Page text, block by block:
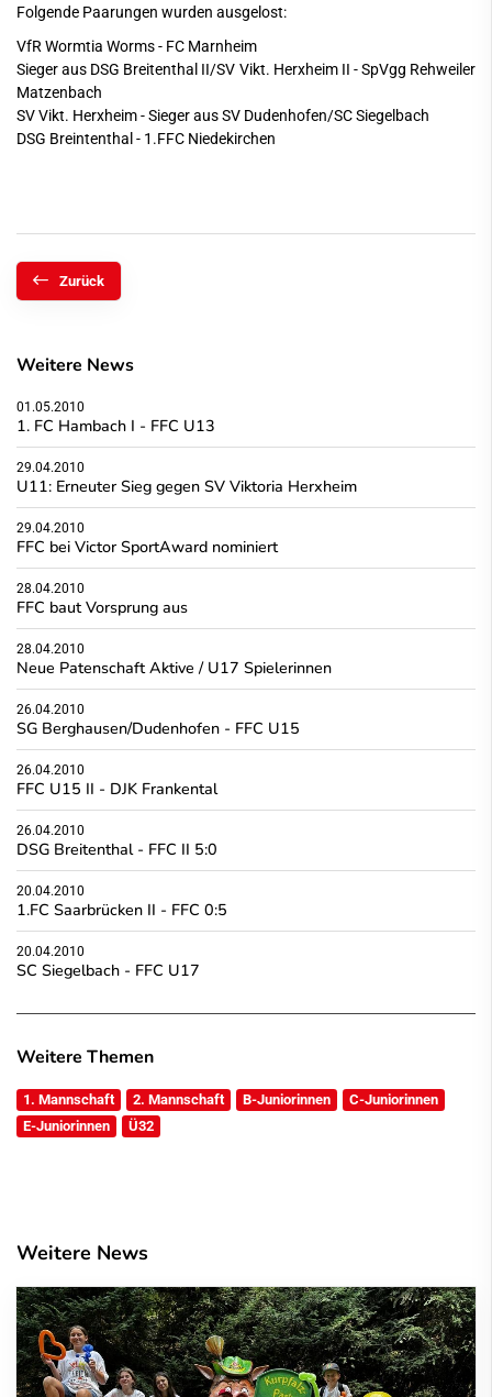
Folgende Paarungen wurden ausgelost:
VfR Wormtia Worms - FC Marnheim
Sieger aus DSG Breitenthal II/SV Vikt. Herxheim II - SpVgg Rehweiler
Matzenbach
SV Vikt. Herxheim - Sieger aus SV Dudenhofen/SC Siegelbach
DSG Breintenthal - 1.FFC Niedekirchen
Zurück
Weitere News
01.05.2010
1. FC Hambach I - FFC U13
29.04.2010
U11: Erneuter Sieg gegen SV Viktoria Herxheim
29.04.2010
FFC bei Victor SportAward nominiert
28.04.2010
FFC baut Vorsprung aus
28.04.2010
Neue Patenschaft Aktive / U17 Spielerinnen
26.04.2010
SG Berghausen/Dudenhofen - FFC U15
26.04.2010
FFC U15 II - DJK Frankental
26.04.2010
DSG Breitenthal - FFC II 5:0
20.04.2010
1.FC Saarbrücken II - FFC 0:5
20.04.2010
SC Siegelbach - FFC U17
Weitere Themen
1. Mannschaft 2. Mannschaft B-Juniorinnen
C-Juniorinnen
E-Juniorinnen
Ü32
Weitere News